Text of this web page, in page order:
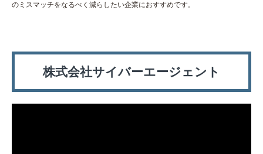
のミスマッチをなるべく減らしたい企業におすすめです。
株式会社サイバーエージェント